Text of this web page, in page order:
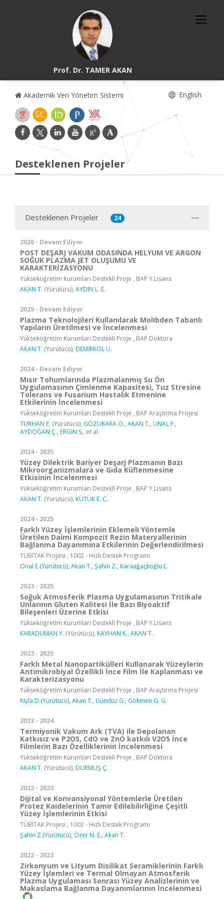
Prof. Dr. TAMER AKAN
Akademik Veri Yönetim Sistemi English
Desteklenen Projeler
Desteklenen Projeler 24
2026 - Devam Ediyor
POST DEŞARJ VAKUM ODASINDA HELYUM VE ARGON
SOĞUK PLAZMA JET OLUŞUMU VE
KARAKTERİZASYONU
Yükseköğretim Kurumları Destekli Proje , BAP Y.Lisans
AKAN T. (Yürütücü), AYDIN L. E.
2025 - Devam Ediyor
Plazma Teknolojileri Kullanılarak Molibden Tabanlı
Yapıların Üretilmesi ve İncelenmesi
Yükseköğretim Kurumları Destekli Proje , BAP Doktora
AKAN T. (Yürütücü), DEMİRKOL U.
2024 - Devam Ediyor
Mısır Tohumlarında Plazmalanmış Su Ön
Uygulamasının Çimlenme Kapasitesi, Tuz Stresine
Tolerans ve Fusarium Hastalık Etmenine
Etkilerinin İncelenmesi
Yükseköğretim Kurumları Destekli Proje , BAP Araştırma Projesi
TURHAN E. (Yürütücü), GÖZÜKARA Ö., AKAN T., ÜNAL F.,
AYDOĞAN Ç., ERGİN S., et al.
2024 - 2025
Yüzey Dilektrik Bariyer Deşarj Plazmanın Bazı
Mikroorganizmalara ve Gıda Küflenmesine
Etkisinin İncelenmesi
Yükseköğretim Kurumları Destekli Proje , BAP Y.Lisans
AKAN T. (Yürütücü), KÜTÜK E. C.
2024 - 2025
Farklı Yüzey İşlemlerinin Eklemeli Yöntemle
Üretilen Daimi Kompozit Rezin Materyallerinin
Bağlanma Dayanımına Etkilerinin Değerlendirilmesi
TÜBİTAK Projesi , 1002 - Hızlı Destek Programı
Önal E.(Yürütücü), Akan T., Şahin Z., Karaağaçlıoğlu L.
2023 - 2025
Soğuk Atmosferik Plasma Uygulamasının Tritikale
Unlarının Gluten Kalitesi İle Bazı Biyoaktif
Bileşenleri Üzerine Etkisi
Yükseköğretim Kurumları Destekli Proje , BAP Y.Lisans
KARADUMAN Y. (Yürütücü), KAYHAN K., AKAN T.
2023 - 2025
Farklı Metal Nanopartikülleri Kullanarak Yüzeylerin
Antimikrobiyal Özellikli İnce Film İle Kaplanması ve
Karakterizasyonu
Yükseköğretim Kurumları Destekli Proje , BAP Araştırma Projesi
Kışla D.(Yürütücü), Akan T., Gündüz G., Gökmen G. G.
2023 - 2024
Termiyonik Vakum Ark (TVA) ile Depolanan
Katkısız ve P2O5, CdO ve ZnO katkılı V2O5 İnce
Filmlerin Bazı Özelliklerinin İncelenmesi
Yükseköğretim Kurumları Destekli Proje , BAP Doktora
AKAN T. (Yürütücü), DURMUŞ Ç.
2022 - 2023
Dijital ve Konvansiyonal Yöntemlerle Üretilen
Protez Kaidelerinin Tamir Edilebilirliğine Çeşitli
Yüzey İşlemlerinin Etkisi
TÜBİTAK Projesi , 1002 - Hızlı Destek Programı
Şahin Z.(Yürütücü), Özer N. E., Akan T.
2022 - 2023
Zirkonyum ve Lityum Disilikat Seramiklerinin Farklı
Yüzey İşlemleri ve Termal Olmayan Atmosferik
Plazma Uygulaması Sonrası Yüzey Analizlerinin ve
Makaslama Bağlanma Dayanımlarının İncelenmesi